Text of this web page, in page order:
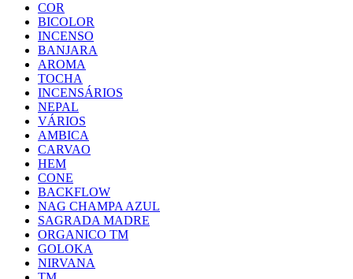
COR
BICOLOR
INCENSO
BANJARA
AROMA
TOCHA
INCENSÁRIOS
NEPAL
VÁRIOS
AMBICA
CARVAO
HEM
CONE
BACKFLOW
NAG CHAMPA AZUL
SAGRADA MADRE
ORGANICO TM
GOLOKA
NIRVANA